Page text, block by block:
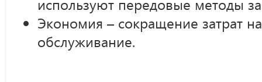
используют передовые методы
Экономия – сокращение затрат
обслуживание.